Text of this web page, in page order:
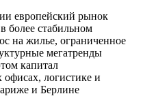
европейский рынок
более стабильном
на жилье, ограниченное
мегатренды
капитал
логистике и
и Берлине